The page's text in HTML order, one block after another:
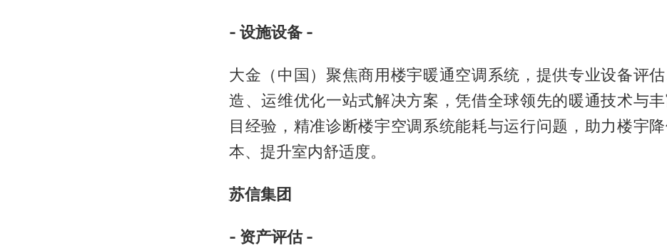
- 设施设备 -
大金（中国）聚焦商用楼宇暖通空调系统，提供专业设备评
造、运维优化一站式解决方案，凭借全球领先的暖通技术与
目经验，精准诊断楼宇空调系统能耗与运行问题，助力楼宇
本、提升室内舒适度。
苏信集团
- 资产评估 -